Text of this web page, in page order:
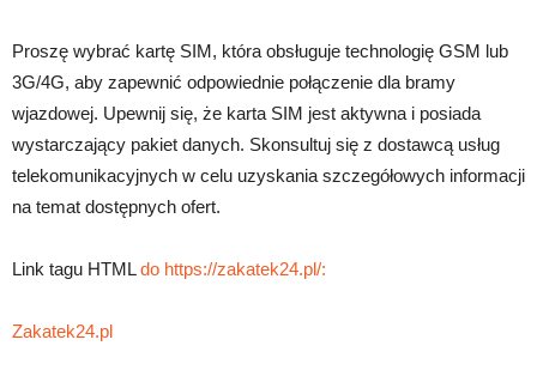
Proszę wybrać kartę SIM, która obsługuje technologię GSM lub
3G/4G, aby zapewnić odpowiednie połączenie dla bramy
wjazdowej. Upewnij się, że karta SIM jest aktywna i posiada
wystarczający pakiet danych. Skonsultuj się z dostawcą usług
telekomunikacyjnych w celu uzyskania szczegółowych informacji
na temat dostępnych ofert.
Link tagu HTMLdo https://zakatek24.pl/:
Zakatek24.pl